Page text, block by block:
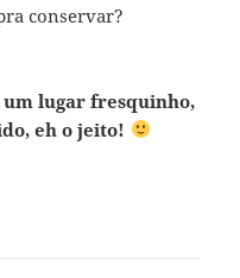
conservar?
lugar fresquinho,
eh o jeito!